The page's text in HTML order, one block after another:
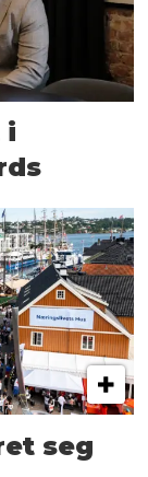
i
seg